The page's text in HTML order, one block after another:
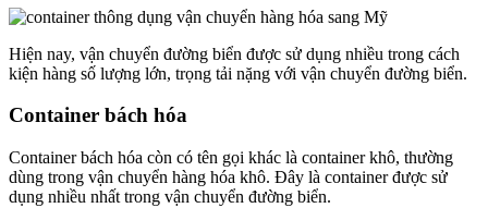
Hiện nay, vận chuyển đường biển được sử dụng nhiều trong cách
kiện hàng số lượng lớn, trọng tải nặng với vận chuyển đường biển.
Container bách hóa
Container bách hóa còn có tên gọi khác là container khô, thường
dùng trong vận chuyển hàng hóa khô. Đây là container được sử
dụng nhiều nhất trong vận chuyển đường biển.